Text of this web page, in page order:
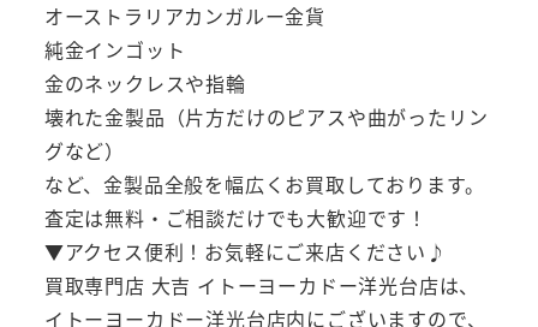
オーストラリアカンガルー金貨
純金インゴット
金のネックレスや指輪
壊れた金製品（片方だけのピアスや曲がったリン
グなど）
など、金製品全般を幅広くお買取しております。
査定は無料・ご相談だけでも大歓迎です！
▼アクセス便利！お気軽にご来店ください♪
買取専門店 大吉 イトーヨーカドー洋光台店は、
イトーヨーカドー洋光台店内にございますので、